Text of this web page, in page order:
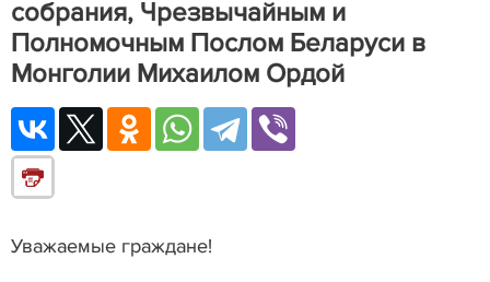
собрания, Чрезвычайным и
Полномочным Послом Беларуси в
Монголии Михаилом Ордой
Уважаемые граждане!